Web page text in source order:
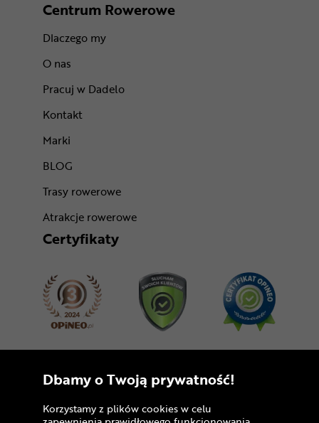
Centrum Rowerowe
Dlaczego my
O nas
Pracuj w Dadelo
Kontakt
Marki
BLOG
Trasy rowerowe
Atrakcje rowerowe
Certyfikaty
Dołącz do nas
Dbamy o Twoją prywatność!
Korzystamy z plików cookies w celu